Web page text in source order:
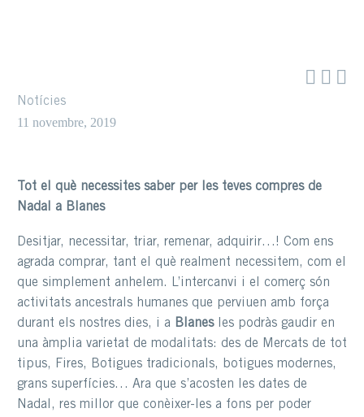
  
Notícies
11 novembre, 2019
Tot el què necessites saber per les teves compres de
Nadal a Blanes
Desitjar, necessitar, triar, remenar, adquirir…! Com ens
agrada comprar, tant el què realment necessitem, com el
que simplement anhelem. L’intercanvi i el comerç són
activitats ancestrals humanes que perviuen amb força
durant els nostres dies, i a Blanesles podràs gaudir en
una àmplia varietat de modalitats: des de Mercats de tot
tipus, Fires, Botigues tradicionals, botigues modernes,
grans superfícies… Ara que s’acosten les dates de
Nadal, res millor que conèixer-les a fons per poder